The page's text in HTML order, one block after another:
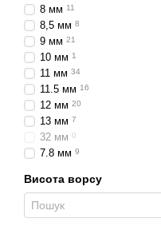
8 мм 11
8,5 мм 8
9 мм 21
10 мм 1
11 мм 34
11.5 мм 16
12 мм 20
13 мм 7
32 мм 0
7.8 мм 9
Висота ворсу